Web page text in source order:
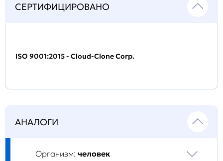
СЕРТИФИЦИРОВАНО
ISO 9001:2015 - Cloud-Clone Corp.
АНАЛОГИ
Организм: человек